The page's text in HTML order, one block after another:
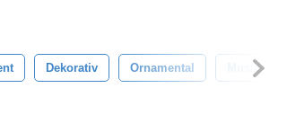
Dekorativ Ornamental Muster